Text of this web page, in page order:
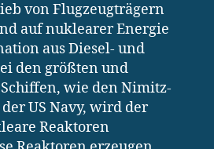
von Flugzeugträgern
auf nuklearer Energie
aus Diesel- und
den größten und
wie den Nimitz-
US Navy, wird der
Reaktoren